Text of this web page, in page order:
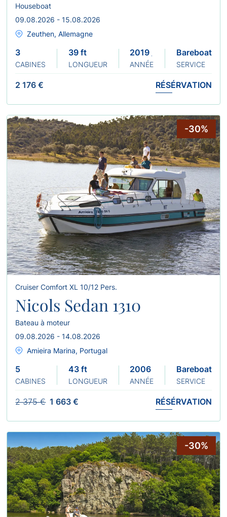
Houseboat
09.08.2026 - 15.08.2026
Zeuthen, Allemagne
3
CABINES
39 ft
LONGUEUR
2019 /2020
ANNÉE
Bareboat
SERVICE
2 176 € RÉSÉRVATION
-30%
Cruiser Comfort XL 10/12 Pers.
Nicols Sedan 1310
Bateau à moteur
09.08.2026 - 14.08.2026
Amieira Marina, Portugal
5
CABINES
43 ft
LONGUEUR
2006
ANNÉE
Bareboat
SERVICE
2 375 € 1 663 € RÉSÉRVATION
-30%